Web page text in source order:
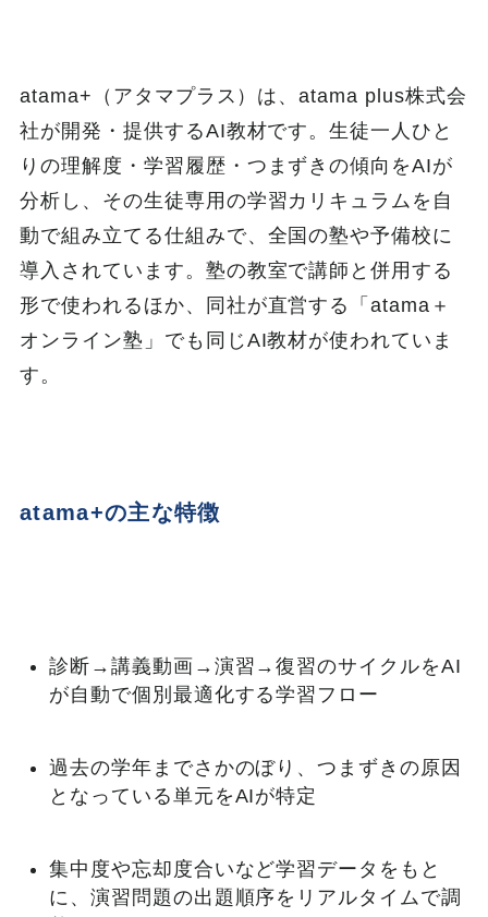
atama+（アタマプラス）は、atama plus株式会
社が開発・提供するAI教材です。生徒一人ひと
りの理解度・学習履歴・つまずきの傾向をAIが
分析し、その生徒専用の学習カリキュラムを自
動で組み立てる仕組みで、全国の塾や予備校に
導入されています。塾の教室で講師と併用する
形で使われるほか、同社が直営する「atama＋
オンライン塾」でも同じAI教材が使われていま
す。
atama+の主な特徴
診断→講義動画→演習→復習のサイクルをAI
が自動で個別最適化する学習フロー
過去の学年までさかのぼり、つまずきの原因
となっている単元をAIが特定
集中度や忘却度合いなど学習データをもと
に、演習問題の出題順序をリアルタイムで調